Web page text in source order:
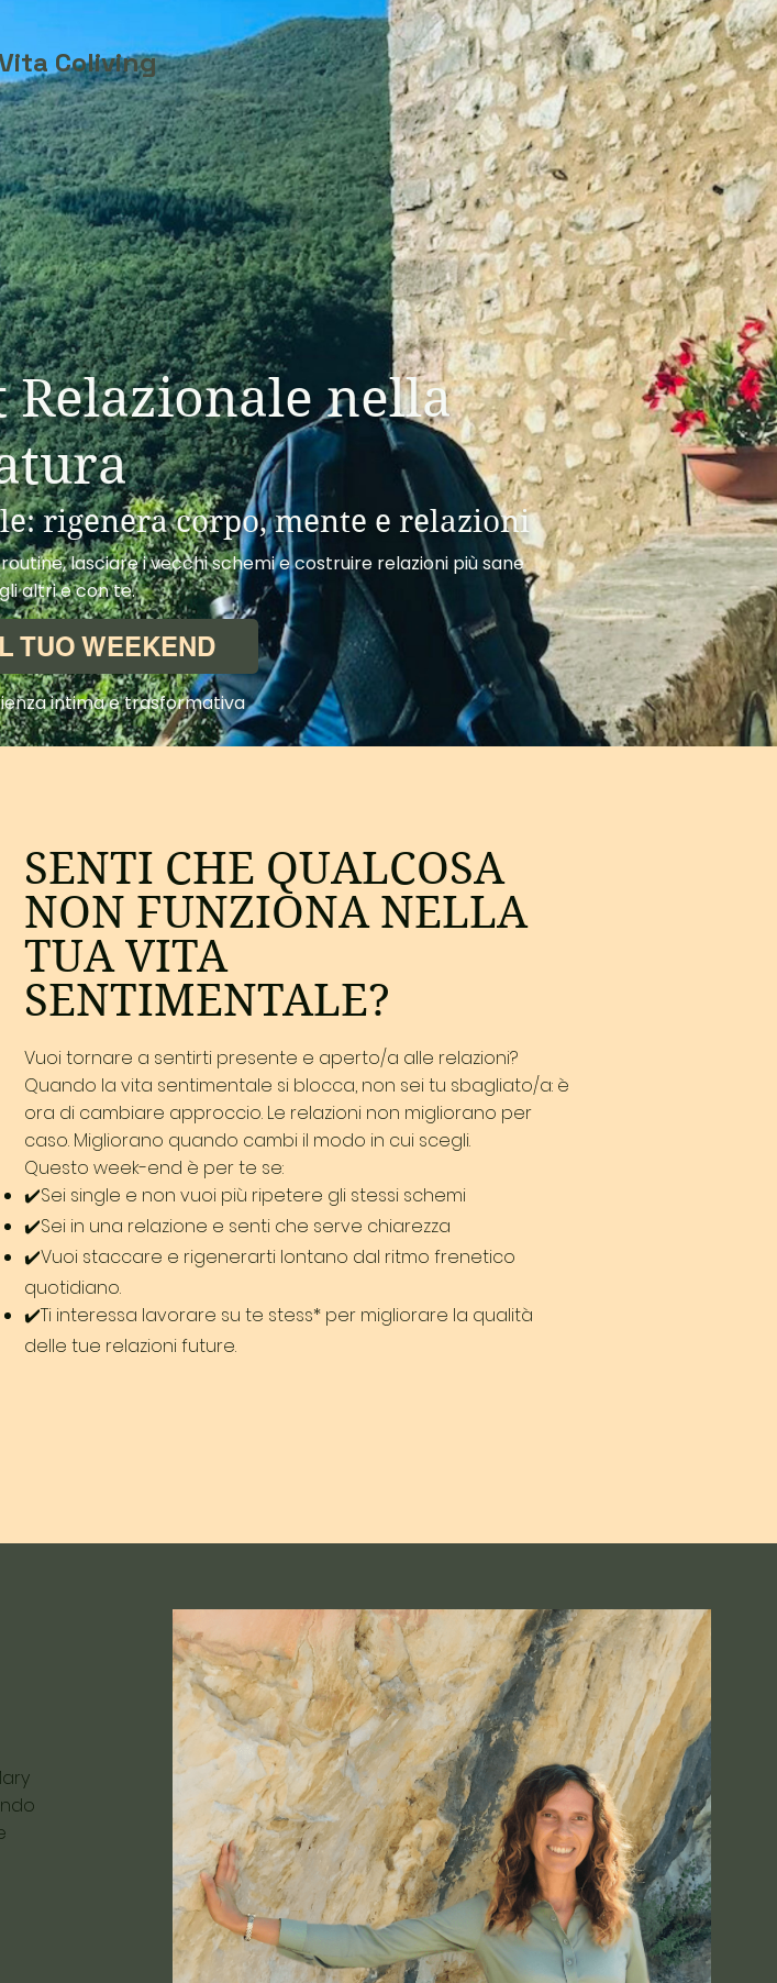
Coliving
Relazionale nella
rigenera corpo, mente e relazioni
lasciare i vecchi schemi e costruire relazioni più sane
altri e con te.
TUO WEEKEND
intima e trasformativa
SENTI CHE QUALCOSA
NON FUNZIONA NELLA
TUA VITA
SENTIMENTALE?
Vuoi tornare a sentirti presente e aperto/a alle relazioni?
Quando la vita sentimentale si blocca, non sei tu sbagliato/a: è
ora di cambiare approccio. Le relazioni non migliorano per
caso. Migliorano quando cambi il modo in cui scegli.
Questo week-end è per te se:
✔️Sei single e non vuoi più ripetere gli stessi schemi
✔️Sei in una relazione e senti che serve chiarezza
✔️Vuoi staccare e rigenerarti lontano dal ritmo frenetico
quotidiano.
✔️Ti interessa lavorare su te stess* per migliorare la qualità
delle tue relazioni future.